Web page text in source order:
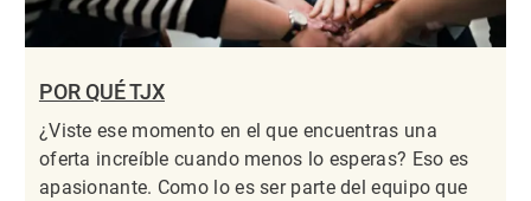
POR QUÉ TJX
¿Viste ese momento en el que encuentras una
oferta increíble cuando menos lo esperas? Eso es
apasionante. Como lo es ser parte del equipo que